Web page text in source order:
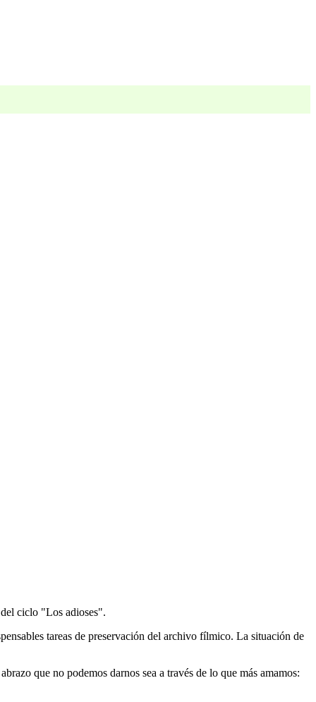
ciclo "Los adioses".
tareas de preservación del archivo fílmico. La situación de
que no podemos darnos sea a través de lo que más amamos: